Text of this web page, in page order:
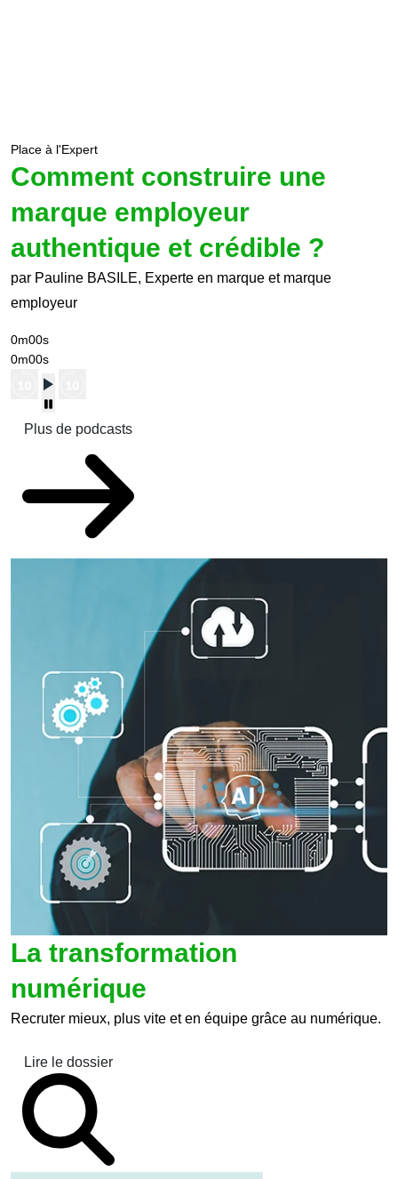
Place à l'Expert
Comment construire une
marque employeur
authentique et crédible ?
par Pauline BASILE, Experte en marque et marque
employeur
0m00s
0m00s
Plus de podcasts
La transformation
numérique
Recruter mieux, plus vite et en équipe grâce au numérique.
Lire le dossier